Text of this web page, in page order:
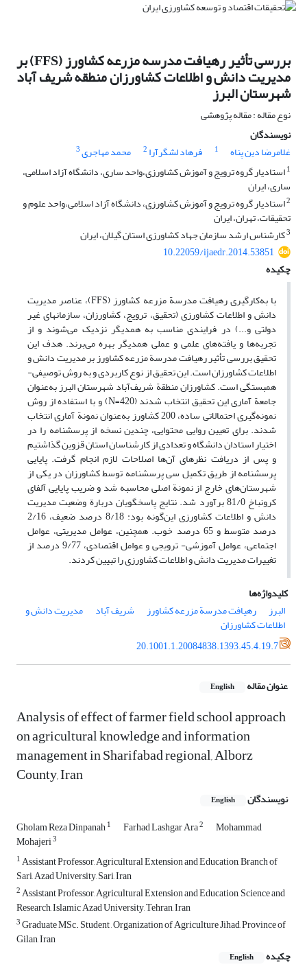
بررسی تأثیر رهیافت مدرسه مزرعه کشاورز (FFS) بر
مدیریت دانش و اطلاعات کشاورزان منطقه شریف آباد
شهرستان البرز
نوع مقاله : مقاله پژوهشی
نویسندگان
غلامرضا دین پناه
1 فرهاد لشگرآرا 2 محمد مهاجری3
1استادیار گروه ترویج و آموزش کشاورزی،واحد ساری، دانشگاه آزاد اسلامی،
ساری، ایران
2استادیار گروه ترویج و آموزش کشاورزی، دانشگاه آزاد اسلامی،واحد علوم و
تحقیقات، تهران، ایران
3کارشناس ارشد سازمان جهاد کشاورزی استان گیلان، ایران
10.22059/ijaedr.2014.53851
چکیده
با به‌کارگیری رهیافت مدرسة مزرعه کشاورز (FFS)، عناصر مدیریت
دانش و اطلاعات کشاورزی (تحقیق، ترویج، کشاورزان، سازمان­های غیر
دولتی و...) در فرایندی مناسب به همدیگر نزدیک می‌شوند و از
تجربه‌ها و یافته‌های علمی و عملی همدیگر بهره می‌برند. هدف این
تحقیق بررسی تأثیر رهیافت مدرسة مزرعه کشاورز بر مدیریت دانش و
اطلاعات کشاورزان است. این تحقیق از نوع کاربردی و به روش توصیفی-
همبستگی است. کشاورزان منطقة شریف‌آباد شهرستان البرز به‌عنوان
جامعة آماری این تحقیق انتخاب شدند (420=N) و با استفاده از روش
نمونه‌گیری احتمالاتی ساده، 200 کشاورز به‌عنوان نمونة آماری انتخاب
شدند. برای تعیین روایی محتوایی، چندین نسخه از پرسشنامه را در
اختیار استادان دانشگاه و تعدادی از کارشناسان استان قزوین گذاشتیم
و پس از دریافت نظرهای آن‌ها اصلاحات لازم انجام گرفت. پایایی
پرسشنامه از طریق تکمیل سی پرسشنامه توسط کشاورزان در یکی از
شهرستان‌های خارج از نمونة اصلی محاسبه شد و ضریب پایایی آلفای
کرونباخ 81/0 برآورد شد. نتایج پاسخگویان دربارة وضعیت مدیریت
دانش و اطلاعات کشاورزی این‌گونه بود: 8/18 درصد ضعیف، 2/16
درصد متوسط و 65 درصد خوب. همچنین، عوامل مدیریتی، عوامل
اجتماعی، عوامل آموزشی- ترویجی و عوامل اقتصادی، 9/77 درصد از
تغییرات مدیریت دانش و اطلاعات کشاورزی را تبیین کردند.‏‏‏‏‏
کلیدواژه‌ها
البرز
رهیافت مدرسة مزرعه کشاورز شریف آباد مدیریت دانش و
اطلاعات کشاورزان
20.1001.1.20084838.1393.45.4.19.7
عنوان مقاله English
Analysis of effect of farmer field school approach
on agricultural knowledge and information
management in Sharifabad regional, Alborz
County, Iran
نویسندگان English
Gholam Reza Dinpanah1 Farhad Lashgar Ara2 Mohammad
Mohajeri3
1Assistant Professor, Agricultural Extension and Education, Branch of
Sari, Azad University, Sari, Iran
2Assistant Professor, Agricultural Extension and Education, Science and
Research, Islamic Azad University, Tehran, Iran
3Graduate MSc. Student , Organization of Agriculture Jihad, Province of
Gilan, Iran
چکیده
English